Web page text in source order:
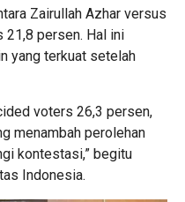
Zairullah Azhar versus
persen. Hal ini
yang terkuat setelah
voters 26,3 persen,
menambah perolehan
kontestasi,” begitu
Indonesia.